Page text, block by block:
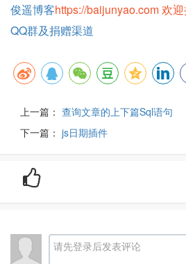
俊遥博客https://baijunyao.com 欢
QQ群及捐赠渠道
上一篇： 查询文章的上下篇Sql语句
下一篇： js日期插件
请先登录后发表评论